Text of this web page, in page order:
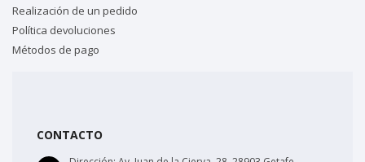
Realización de un pedido
Política devoluciones
Métodos de pago
CONTACTO